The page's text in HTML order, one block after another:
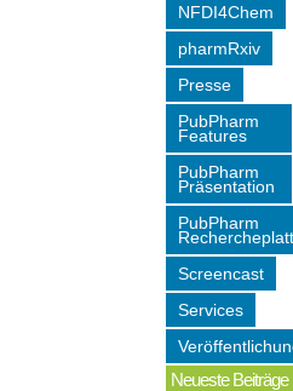
NFDI4Chem
pharmRxiv
Presse
PubPharm
Features
PubPharm
Präsentation
PubPharm
Screencast
Services
Neueste Beiträge